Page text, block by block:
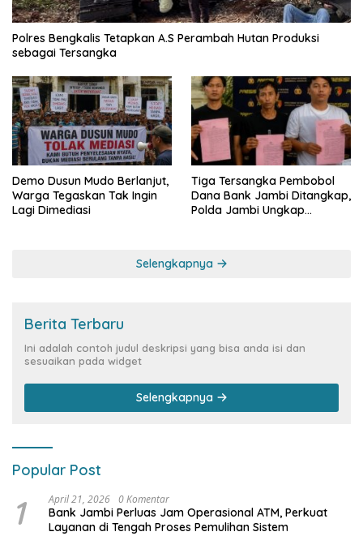
Polres Bengkalis Tetapkan A.S Perambah Hutan Produksi
sebagai Tersangka
Demo Dusun Mudo Berlanjut,
Warga Tegaskan Tak Ingin
Lagi Dimediasi
Tiga Tersangka Pembobol
Dana Bank Jambi Ditangkap,
Polda Jambi Ungkap
Selengkapnya
Berita Terbaru
Ini adalah contoh judul deskripsi yang bisa anda isi dan
sesuaikan pada widget
Selengkapnya
Popular Post
1 April 21, 2026 0 Komentar
Bank Jambi Perluas Jam Operasional ATM, Perkuat
Layanan di Tengah Proses Pemulihan Sistem